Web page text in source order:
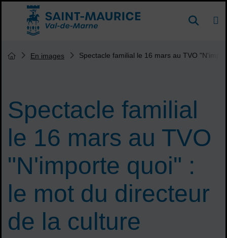
Menu de raccourcis
Accueil ville de Saint-Maurice DE
Spectacle familial
le 16 mars au TVO
"N'importe quoi" :
le mot du directeur
de la culture
Vous êtes ici :
Page d'accueil du site
En images Spectacle familial le 16 mars au TVO